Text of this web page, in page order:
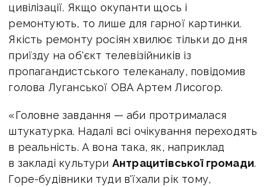
цивілізації. Якщо окупанти щось і
ремонтують, то лише для гарної картинки.
Якість ремонту росіян хвилює тільки до дня
приїзду на об'єкт телевізійників із
пропагандистського телеканалу, повідомив
голова Луганської ОВА Артем Лисогор.
«Головне завдання — аби протрималася
штукатурка. Надалі всі очікування переходять
в реальність. А вона така, як, наприклад
в закладі культури Антрацитівської громади.
Горе-будівники туди в'їхали рік тому,